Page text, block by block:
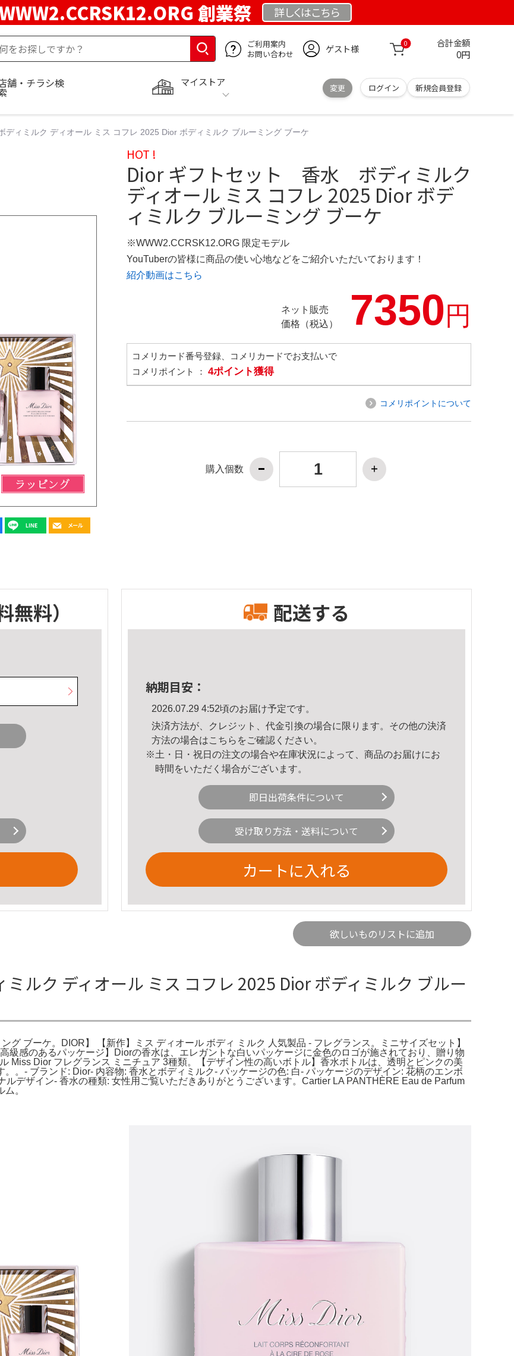
創業祭 詳しくはこちら
ご利用案内
お問い合わせ
ゲスト様 0 合計金額
0円
マイストア
変更 ログイン 新規会員登録
舗・チラシ検
ィミルク ディオール ミス コフレ 2025 Dior ボディミルク ブルーミング ブーケ
HOT !
Dior ギフトセット 香水 ボディミルク
ディオール ミス コフレ 2025 Dior ボデ
ィミルク ブルーミング ブーケ
※WWW2.CCRSK12.ORG 限定モデル
YouTuberの皆様に商品の使い心地などをご紹介いただいております！
紹介動画はこちら
ネット販売
価格（税込）
7350円
コメリカード番号登録、コメリカードでお支払いで
コメリポイント ： 4ポイント獲得
コメリポイントについて
購入個数
無料） 配送する
納期目安：
2026.07.29 4:52頃のお届け予定です。
決済方法が、クレジット、代金引換の場合に限ります。その他の決済
方法の場合はこちら をご確認ください。
※土・日・祝日の注文の場合や在庫状況によって、商品のお届けにお
時間をいただく場合がございます。
即日出荷条件について
受け取り方法・送料について
カートに入れる
欲しいものリストに追加
ク ディオール ミス コフレ 2025 Dior ボディミルク ブルー
グ ブーケ。DIOR】 【新作】ミス ディオール ボディ ミルク 人気製品 - フレグランス。ミニサイズセット】
級感のあるパッケージ】Diorの香水は、エレガントな白いパッケージに金色のロゴが施されており、贈り物
Miss Dior フレグランス ミニチュア 3種類。【デザイン性の高いボトル】香水ボトルは、透明とピンクの美
。- ブランド: Dior- 内容物: 香水とボディミルク- パッケージの色: 白- パッケージのデザイン: 花柄のエンボ
ルデザイン- 香水の種類: 女性用ご覧いただきありがとうございます。Cartier LA PANTHÈRE Eau de Parfum
。